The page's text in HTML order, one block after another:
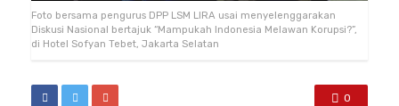
Foto bersama pengurus DPP LSM LIRA usai menyelenggarakan
Diskusi Nasional bertajuk “Mampukah Indonesia Melawan Korupsi?”,
di Hotel Sofyan Tebet, Jakarta Selatan
0